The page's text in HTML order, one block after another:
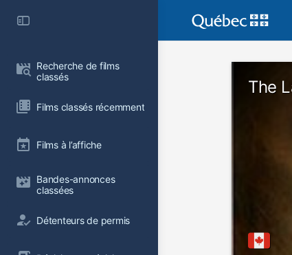
Recherche de films
classés
Films classés récemment
Films à l’affiche
Bandes-annonces
classées
Détenteurs de permis
The